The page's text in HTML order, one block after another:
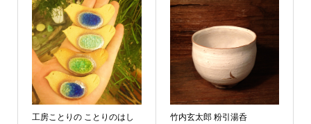
工房ことりの ことりのはし
竹内玄太郎 粉引湯呑